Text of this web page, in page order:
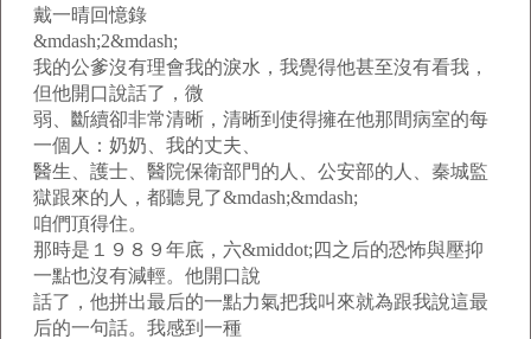
戴一晴回憶錄
&mdash;2&mdash;
我的公爹沒有理會我的淚水，我覺得他甚至沒有看我，
但他開口說話了，微
弱、斷續卻非常清晰，清晰到使得擁在他那間病室的每
一個人：奶奶、我的丈夫、
醫生、護士、醫院保衛部門的人、公安部的人、秦城監
獄跟來的人，都聽見了&mdash;&mdash;
咱們頂得住。
那時是１９８９年底，六&middot;四之后的恐怖與壓抑
一點也沒有減輕。他開口說
話了，他拼出最后的一點力氣把我叫來就為跟我說這最
后的一句話。我感到一種